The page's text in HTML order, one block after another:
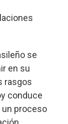
se
en su
rasgos
conduce
un proceso